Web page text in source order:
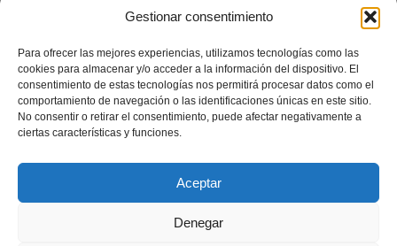
Gestionar consentimiento
Para ofrecer las mejores experiencias, utilizamos tecnologías como las
cookies para almacenar y/o acceder a la información del dispositivo. El
consentimiento de estas tecnologías nos permitirá procesar datos como el
comportamiento de navegación o las identificaciones únicas en este sitio.
No consentir o retirar el consentimiento, puede afectar negativamente a
ciertas características y funciones.
Aceptar
Denegar